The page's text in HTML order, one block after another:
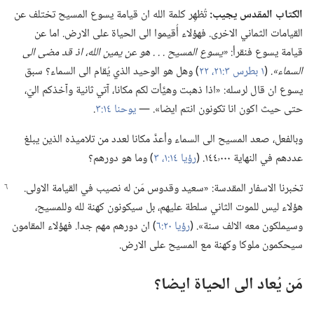
الكتاب المقدس يجيب:‏تُظهِر كلمة الله ان قيامة يسوع المسيح تختلف عن
القيامات الثماني الاخرى.‏ فهؤلاء أُقيموا الى الحياة على الارض.‏ اما عن
قيامة يسوع فنقرأ:‏‏«يسوع المسيح .‏ .‏ .‏هوعن يمين الله،‏ اذ قد مضى الى
السماء».‏‏(‏١ بطرس ٣:‏​٢١،‏ ٢٢
‏)‏ وهل هو الوحيد الذي يُقام الى السماء؟‏ سبق
يسوع ان قال لرسله:‏ «اذا ذهبت وهيَّأت لكم مكانا،‏ آتي ثانية وآخذكم اليّ،‏
حتى حيث اكون انا تكونون انتم ايضا».‏ —‏يوحنا ١٤:‏٣
‏.‏
وبالفعل،‏ صعد المسيح الى السماء وأعدَّ مكانا لعدد من تلاميذه الذين يبلغ
عددهم في النهاية ١٤٤٬٠٠٠.‏ (‏
رؤيا ١٤:‏​١،‏
‏)‏ وما هو دورهم؟‏
تخبرنا الاسفار المقدسة:‏ «سعيد وقدوس مَن له نصيب في القيامة الاولى.‏
هؤلاء ليس للموت الثاني سلطة عليهم،‏ بل سيكونون كهنة لله وللمسيح،‏
وسيملكون معه الالف سنة».‏ (‏رؤيا ٢٠:‏٦
‏)‏ ان دورهم مهم جدا.‏ فهؤلاء المقامون
سيحكمون ملوكا وكهنة مع المسيح على الارض.‏
مَن يُعاد الى الحياة ايضا؟‏